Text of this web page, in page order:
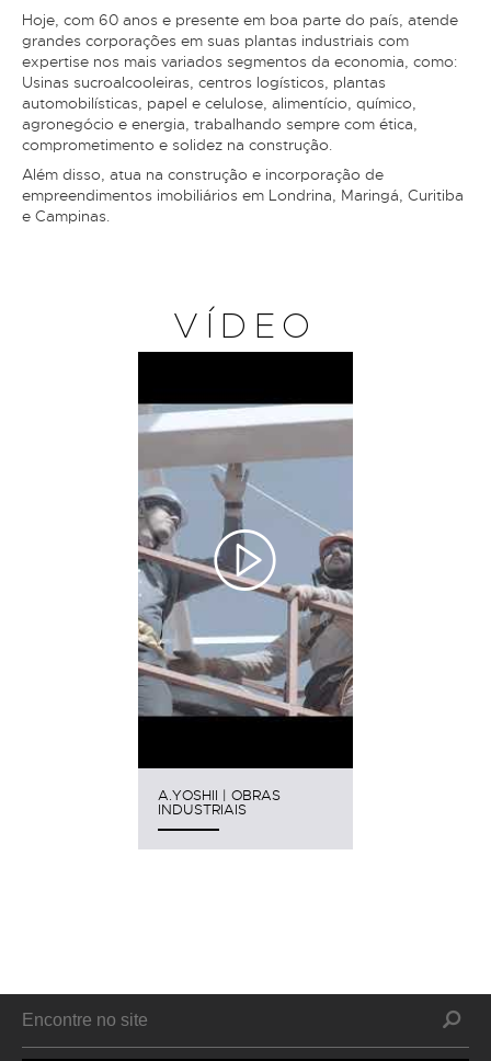
Hoje, com 60 anos e presente em boa parte do país, atende
grandes corporações em suas plantas industriais com
expertise nos mais variados segmentos da economia, como:
Usinas sucroalcooleiras, centros logísticos, plantas
automobilísticas, papel e celulose, alimentício, químico,
agronegócio e energia, trabalhando sempre com ética,
comprometimento e solidez na construção.
Além disso, atua na construção e incorporação de
empreendimentos imobiliários em Londrina, Maringá, Curitiba
e Campinas.
VÍDEO
A.YOSHII | OBRAS
INDUSTRIAIS